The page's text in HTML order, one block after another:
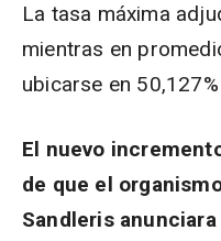
La tasa máxima
mientras en
ubicarse en
El nuevo
de que el
Sandleris